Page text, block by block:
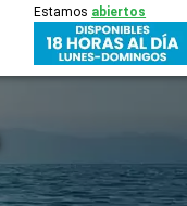
Estamos abiertos